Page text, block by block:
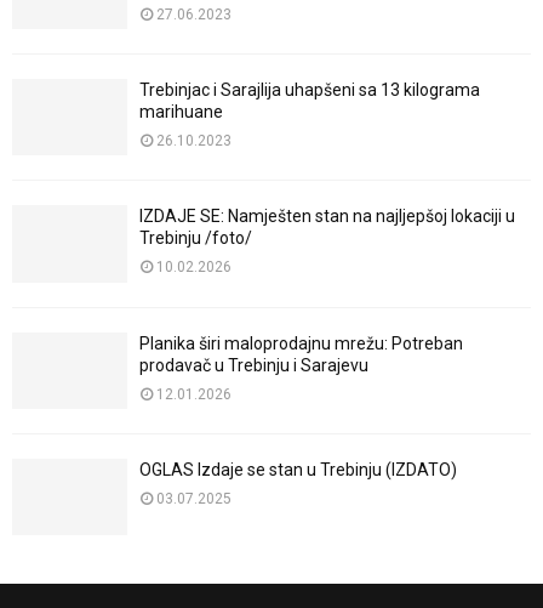
27.06.2023
Trebinjac i Sarajlija uhapšeni sa 13 kilograma
marihuane
26.10.2023
IZDAJE SE: Namješten stan na najljepšoj lokaciji u
Trebinju /foto/
10.02.2026
Planika širi maloprodajnu mrežu: Potreban
prodavač u Trebinju i Sarajevu
12.01.2026
OGLAS Izdaje se stan u Trebinju (IZDATO)
03.07.2025